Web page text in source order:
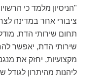
"הניסיון מלמד כי
ציבורי אחר במדינה
תחום שירותי הדת.
שירותי הדת, יאפשר
מקצועיות, יחזק את
ליהנות מהיתרון לגודל